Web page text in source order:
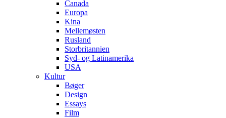
Canada
Europa
Kina
Mellemøsten
Rusland
Storbritannien
Syd- og Latinamerika
USA
Kultur
Bøger
Design
Essays
Film